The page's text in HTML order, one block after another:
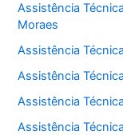
Assistência
Moraes
Assistência
Assistência
Assistência
Assistência